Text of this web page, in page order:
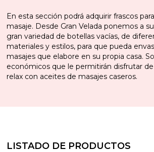
En esta sección podrá adquirir frascos
masaje. Desde Gran Velada ponemos a
gran variedad de botellas vacías, de
materiales y estilos, para que pueda
masajes que elabore en su propia casa.
económicos que le permitirán disfrutar
relax con aceites de masajes caseros.
LISTADO DE PRODUCTOS